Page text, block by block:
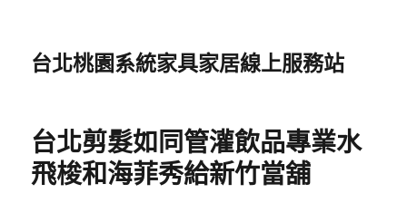
台北桃園系統家具家居線上服務站
台北剪髮如同管灌飲品專業水
飛梭和海菲秀給新竹當舖